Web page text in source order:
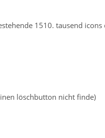
1510. tausend
löschbutton nicht finde)